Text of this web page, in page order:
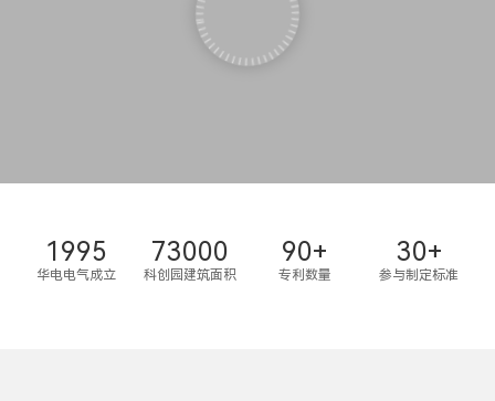
1995
华电电气成立
73000
科创园建筑面积
90+
专利数量
30+
参与制定标准